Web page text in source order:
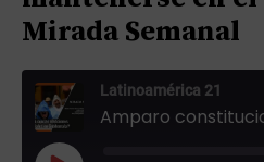
Mirada Semanal
Latinoamérica 21